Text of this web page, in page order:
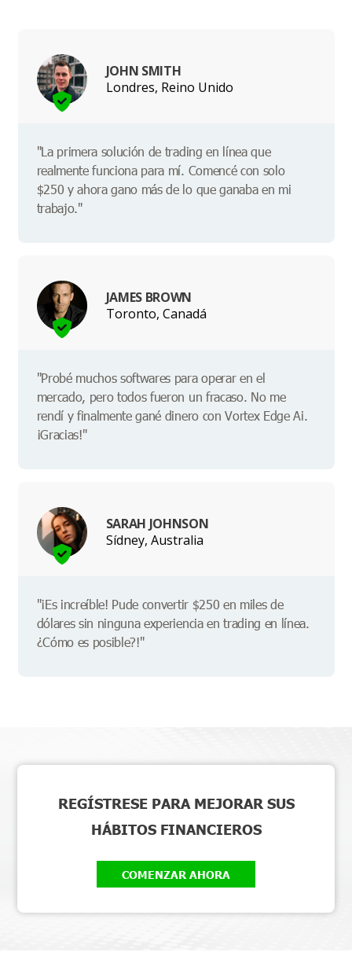
JOHN SMITH
Londres, Reino Unido
"La primera solución de trading en línea que
realmente funciona para mí. Comencé con solo
$250 y ahora gano más de lo que ganaba en mi
trabajo."
JAMES BROWN
Toronto, Canadá
"Probé muchos softwares para operar en el
mercado, pero todos fueron un fracaso. No me
rendí y finalmente gané dinero con Vortex Edge Ai.
¡Gracias!"
SARAH JOHNSON
Sídney, Australia
"¡Es increíble! Pude convertir $250 en miles de
dólares sin ninguna experiencia en trading en línea.
¿Cómo es posible?!"
REGÍSTRESE PARA MEJORAR SUS
HÁBITOS FINANCIEROS
COMENZAR AHORA